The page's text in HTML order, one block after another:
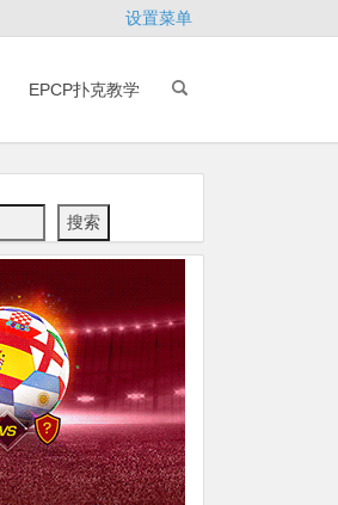
设置菜单
EPCP扑克教学
搜索